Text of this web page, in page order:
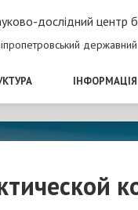
дослідний центр
ІНФОРМАЦІЯ